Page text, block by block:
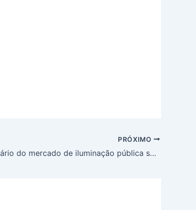
PRÓXIMO
Como será o cenário do mercado de iluminação pública solar no futuro?